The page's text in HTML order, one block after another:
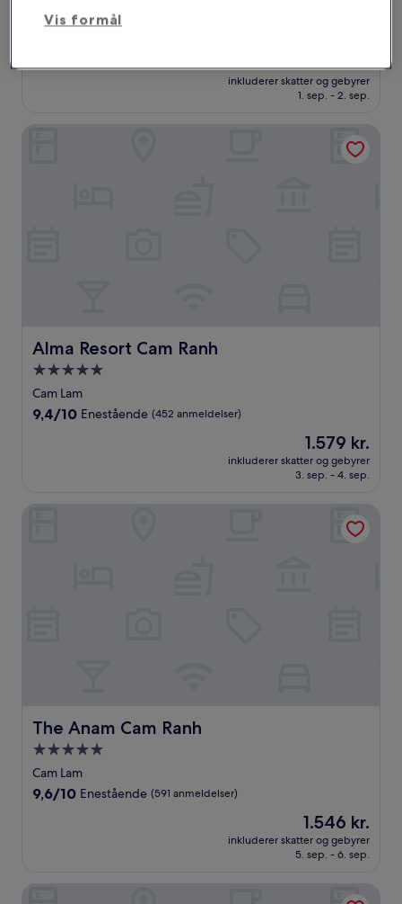
stjernet
overnatningssted
Cam Lam
9.0
af
anmeldelser)
er
1.969 kr.
1.969 kr.
inkluderer skatter og gebyrer
1. sep. - 2. sep.
Alma Resort Cam Ranh
Alma Resort Cam Ranh
5.0-
stjernet
overnatningssted
Cam Lam
9.4
anmeldelser)
9,4/10 Enestående (452 anmeldelser)
Prisen
er
1.579 kr.
1.579 kr.
inkluderer skatter og gebyrer
3. sep. - 4. sep.
The Anam Cam Ranh
The Anam Cam Ranh
5.0-
stjernet
overnatningssted
Cam Lam
9.6
anmeldelser)
9,6/10 Enestående (591 anmeldelser)
Prisen
er
1.546 kr.
1.546 kr.
inkluderer skatter og gebyrer
5. sep. - 6. sep.
Vis formål